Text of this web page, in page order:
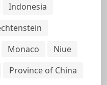
Indonesia
Monaco
Niue
Province of China